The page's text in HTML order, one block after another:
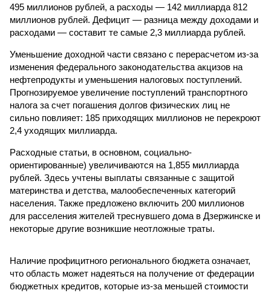
495 миллионов рублей, а расходы — 142 миллиарда 812
миллионов рублей. Дефицит — разница между доходами и
расходами — составит те самые 2,3 миллиарда рублей.
Уменьшение доходной части связано с перерасчетом из-за
изменения федерального законодательства акцизов на
нефтепродукты и уменьшения налоговых поступлений.
Прогнозируемое увеличение поступлений транспортного
налога за счет погашения долгов физических лиц не
сильно повлияет: 185 приходящих миллионов не перекроют
2,4 уходящих миллиарда.
Расходные статьи, в основном, социально-
ориентированные) увеличиваются на 1,855 миллиарда
рублей. Здесь учтены выплаты связанные с защитой
материнства и детства, малообеспеченных категорий
населения. Также предложено включить 200 миллионов
для расселения жителей треснувшего дома в Дзержинске и
некоторые другие возникшие неотложные траты.
Наличие профицитного регионального бюджета означает,
что область может надеяться на получение от федерации
бюджетных кредитов, которые из-за меньшей стоимости